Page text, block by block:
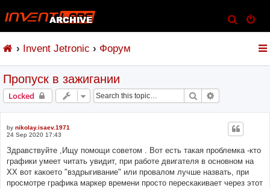
e
Invent Jetronic Форум
Пропуск в зажигании
Locked Search
by nikolay.isaev.1971
24 Sep 2020 17:43
Здравствуйте ,Ищу помощи советом . Вот есть такая проблемка -кто
графики умеет читать увидит, при работе двигателя в основном на
ХХ вот какоето "вздрыгивание" или провалом лучше назвать, при
просмотре графика маркер времени просто перескакивает через этот